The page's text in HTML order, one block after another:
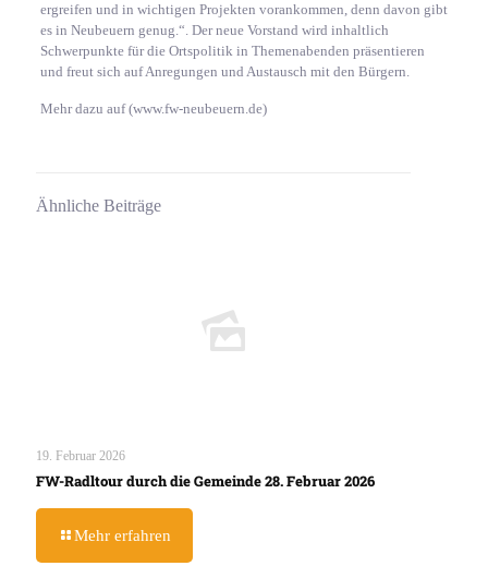
ergreifen und in wichtigen Projekten vorankommen, denn davon gibt
es in Neubeuern genug.“. Der neue Vorstand wird inhaltlich
Schwerpunkte für die Ortspolitik in Themenabenden präsentieren
und freut sich auf Anregungen und Austausch mit den Bürgern.
Mehr dazu auf (www.fw-neubeuern.de)
Ähnliche Beiträge
19. Februar 2026
FW-Radltour durch die Gemeinde 28. Februar 2026
Mehr erfahren